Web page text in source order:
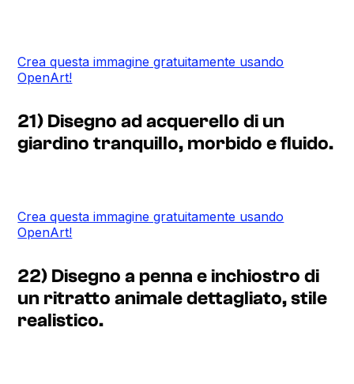
Crea questa immagine gratuitamente usando
OpenArt!
21) Disegno ad acquerello di un
giardino tranquillo, morbido e fluido.
Crea questa immagine gratuitamente usando
OpenArt!
22) Disegno a penna e inchiostro di
un ritratto animale dettagliato, stile
realistico.